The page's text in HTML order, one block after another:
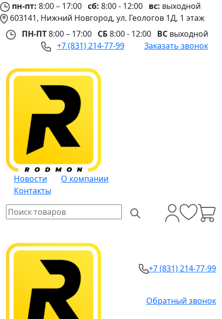
пн-пт: 8:00 – 17:00 сб: 8:00 - 12:00 вс: выходной
603141, Нижний Новгород, ул. Геологов 1Д, 1 этаж
ПН-ПТ8:00 – 17:00 СБ8:00 - 12:00 ВС выходной
+7 (831) 214-77-99
Заказать звонок
Новости
О компании
Контакты
+7 (831) 214-77-99
Обратный звонок